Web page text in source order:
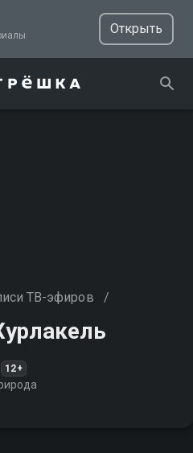
и сериалы
Открыть
ТВ-эфиров /
12+